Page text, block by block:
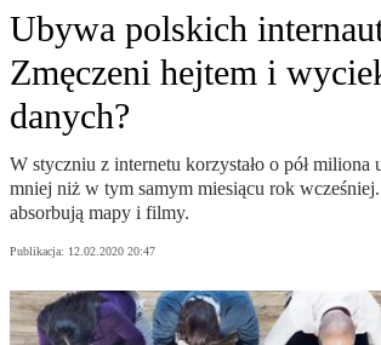
Ubywa polskich
Zmęczeni hejtem i
danych?
W styczniu z internetu korzystało o pół
mniej niż w tym samym miesiącu rok
absorbują mapy i filmy.
Publikacja: 12.02.2020 20:47